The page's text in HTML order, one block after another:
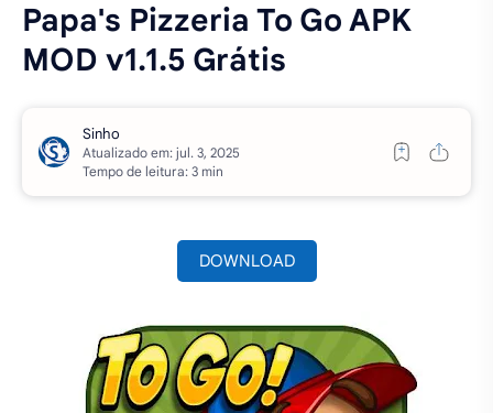
Papa's Pizzeria To Go APK
MOD v1.1.5 Grátis
Atualizado em:
Tempo de leitura: 3 min
DOWNLOAD